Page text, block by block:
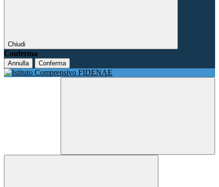
Chiudi
Conferma
Annulla Conferma